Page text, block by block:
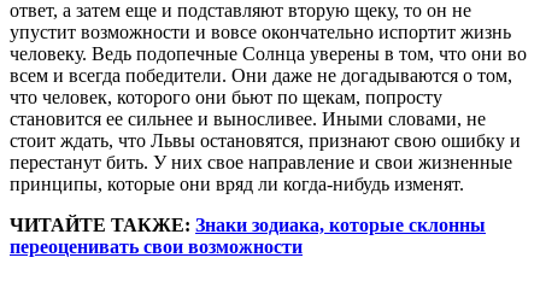
ответ, а затем еще и подставляют вторую щеку, то он не
упустит возможности и вовсе окончательно испортит жизнь
человеку. Ведь подопечные Солнца уверены в том, что они во
всем и всегда победители. Они даже не догадываются о том,
что человек, которого они бьют по щекам, попросту
становится ее сильнее и выносливее. Иными словами, не
стоит ждать, что Львы остановятся, признают свою ошибку и
перестанут бить. У них свое направление и свои жизненные
принципы, которые они вряд ли когда-нибудь изменят.
ЧИТАЙТЕ ТАКЖЕ: Знаки зодиака, которые склонны
переоценивать свои возможности